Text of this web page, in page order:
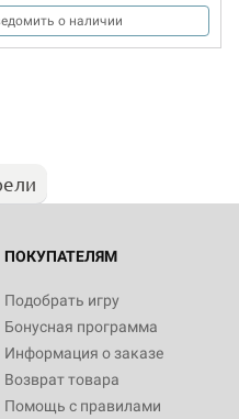
о наличии
ПОКУПАТЕЛЯМ
Подобрать игру
Бонусная программа
Информация о заказе
Возврат товара
Помощь с правилами